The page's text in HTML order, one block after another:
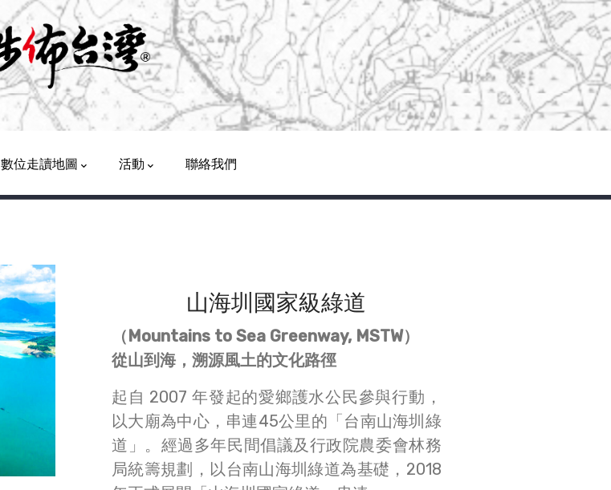
數位走讀地圖 活動 聯絡我們
山海圳國家級綠道
（Mountains to Sea Greenway, MSTW）
從山到海，溯源風土的文化路徑
起自 2007 年發起的愛鄉護水公民參與行動，
以大廟為中心，串連45公里的「台南山海圳綠
道」。經過多年民間倡議及行政院農委會林務
局統籌規劃，以台南山海圳綠道為基礎，2018